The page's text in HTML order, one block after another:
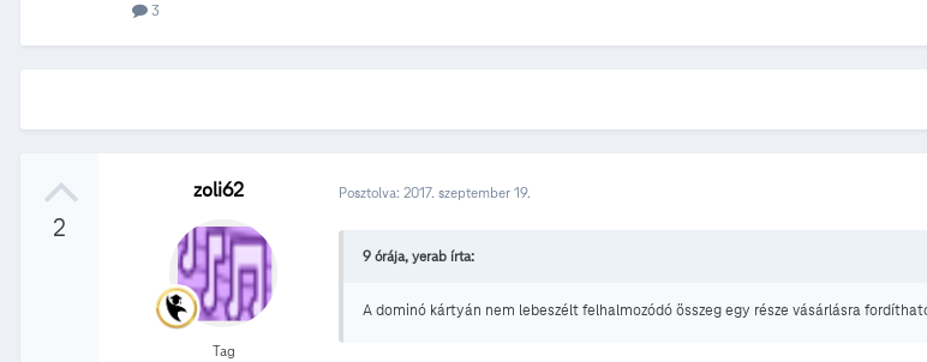
3
2
zoli62
Tag
Posztolva: 2017. szeptember 19.
9 órája, yerab írta:
A dominó kártyán nem lebeszélt felhalmozódó összeg egy része vásárlásra